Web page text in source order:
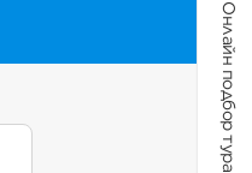
Онлайн подбор тура